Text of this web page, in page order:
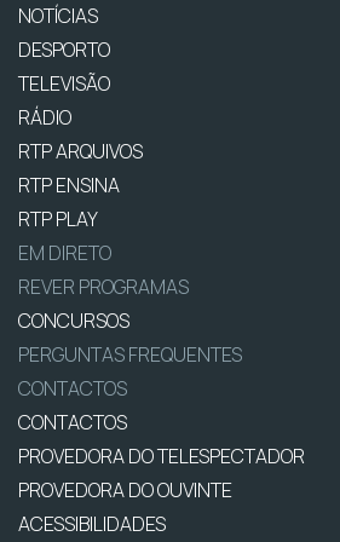
NOTÍCIAS
DESPORTO
TELEVISÃO
RÁDIO
RTP ARQUIVOS
RTP ENSINA
RTP PLAY
EM DIRETO
REVER PROGRAMAS
CONCURSOS
PERGUNTAS FREQUENTES
CONTACTOS
CONTACTOS
PROVEDORA DO TELESPECTADOR
PROVEDORA DO OUVINTE
ACESSIBILIDADES